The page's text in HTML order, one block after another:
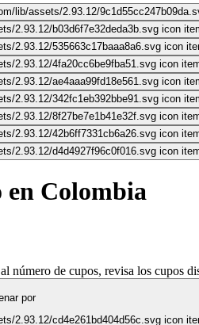
en Colombia
número de cupos, revisa los cupos
por